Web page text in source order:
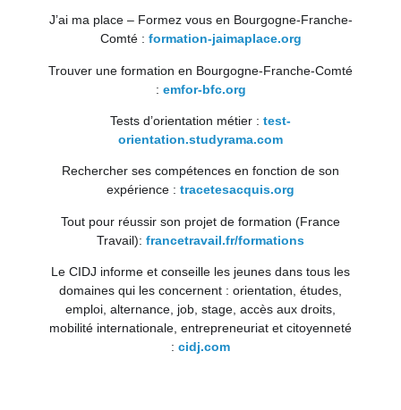
J’ai ma place – Formez vous en Bourgogne-Franche-
Comté : formation-jaimaplace.org
Trouver une formation en Bourgogne-Franche-Comté
: emfor-bfc.org
Tests d’orientation métier : test-
orientation.studyrama.com
Rechercher ses compétences en fonction de son
expérience : tracetesacquis.org
Tout pour réussir son projet de formation (France
Travail): francetravail.fr/formations
Le CIDJ informe et conseille les jeunes dans tous les
domaines qui les concernent : orientation, études,
emploi, alternance, job, stage, accès aux droits,
mobilité internationale, entrepreneuriat et citoyenneté
: cidj.com